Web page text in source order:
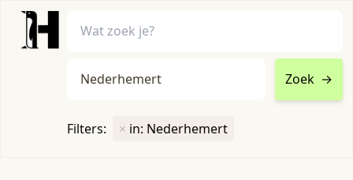
Zoek →
Filters: × in: Nederhemert